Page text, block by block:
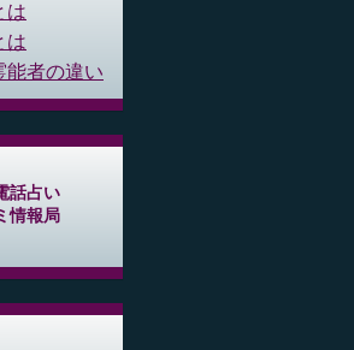
は
は
能者の違い
話占い
情報局